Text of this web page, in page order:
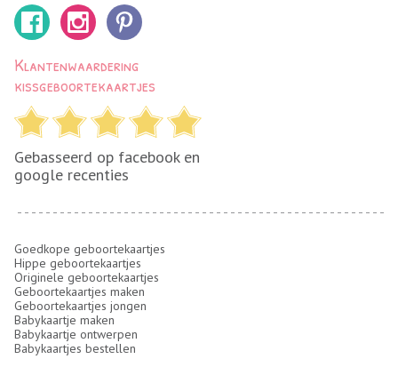
Klantenwaardering
kissgeboortekaartjes
Gebasseerd op facebook en
google recenties
Goedkope geboortekaartjes
Hippe geboortekaartjes
Originele geboortekaartjes
Geboortekaartjes maken
Geboortekaartjes jongen
Babykaartje maken
Babykaartje ontwerpen
Babykaartjes bestellen